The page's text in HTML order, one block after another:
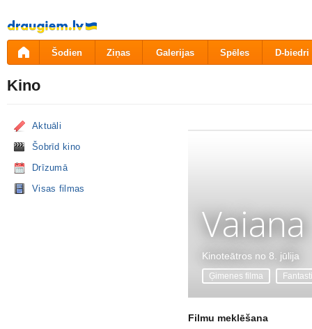
Pāriet
uz
saturu
Šodien Ziņas Galerijas Spēles D-biedri
Kino
Aktuāli
Šobrīd kino
Drīzumā
Visas filmas
Vaiana
Kinoteātros no 8. jūlija
Ģimenes filma
Filmu meklēšana